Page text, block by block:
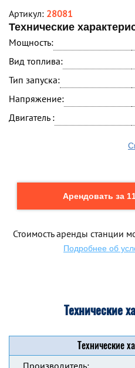
Артикул: 28081
Технические
Мощность:
Вид топлива:
Тип запуска:
Напряжение:
Двигатель :
Арендовать за
Стоимость аренды станции
Подробнее об
Технические
Технические
Производитель: